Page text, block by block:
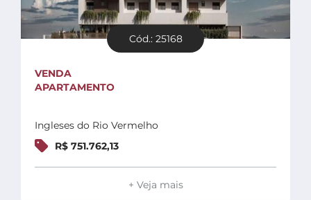
Cód.: 25168
VENDA
APARTAMENTO
Ingleses do Rio Vermelho
R$ 751.762,13
+ Veja mais